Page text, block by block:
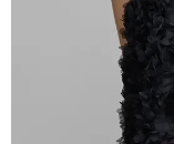
COMING SOON